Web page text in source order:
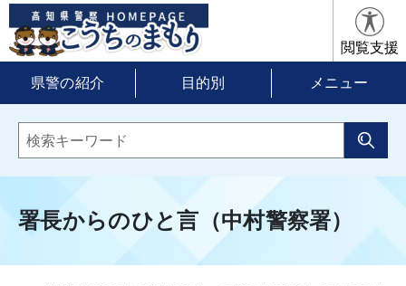
閲覧支援
県警の紹介 目的別 メニュー
署長からのひと言（中村警察署）